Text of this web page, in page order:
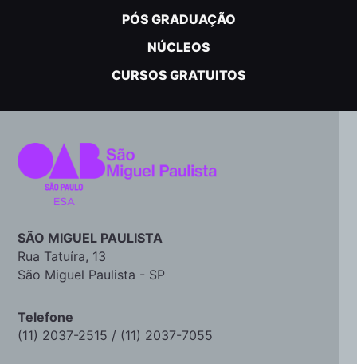
PÓS GRADUAÇÃO
NÚCLEOS
CURSOS GRATUITOS
SÃO MIGUEL PAULISTA
Rua Tatuíra, 13
São Miguel Paulista - SP
Telefone
(11) 2037-2515 / (11) 2037-7055